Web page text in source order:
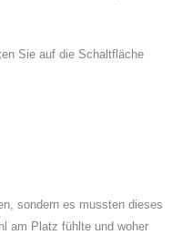
Sie auf die Schaltfläche
sondern es mussten dieses
am Platz fühlte und woher